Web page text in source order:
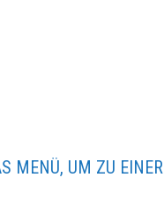
MENÜ, UM ZU EINER